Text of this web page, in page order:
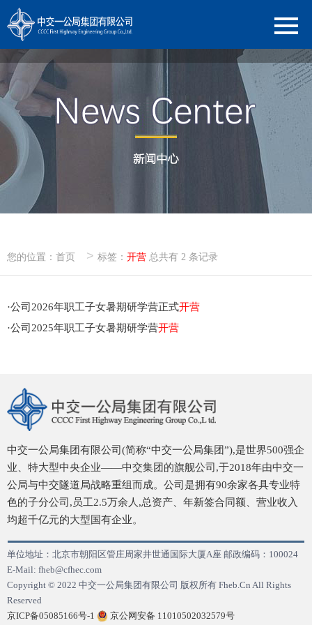
您的位置： 首页 > 标签： 开营 总共有 2 条记录
·公司2026年职工子女暑期研学营正式开营
·公司2025年职工子女暑期研学营开营
中交一公局集团有限公司(简称“中交一公局集团”),是世界500强企
业、特大型中央企业——中交集团的旗舰公司,于2018年由中交一
公局与中交隧道局战略重组而成。公司是拥有90余家各具专业特
色的子分公司,员工2.5万余人,总资产、年新签合同额、营业收入
均超千亿元的大型国有企业。
单位地址：北京市朝阳区管庄周家井世通国际大厦A座 邮政编码：100024
E-Mail: fheb@cfhec.com
Copyright © 2022 中交一公局集团有限公司 版权所有 Fheb.Cn All Rights
Reserved
京ICP备05085166号-1
京公网安备 11010502032579号